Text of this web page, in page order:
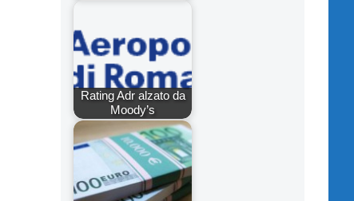
Rating Adr alzato da
Moody’s